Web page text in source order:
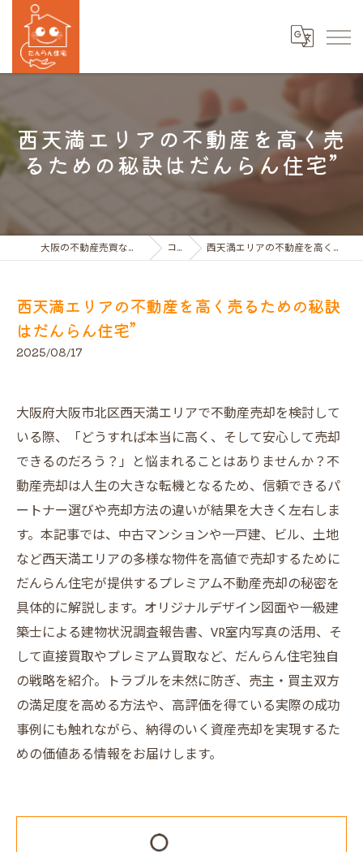
西天満エリアの不動産を高く売
るための秘訣はだんらん住宅”
大阪の不動産売買ならだんらん住宅株式会社 コラム 西天満エリアの不動産を高く売るための秘訣はだんらん住宅”
西天満エリアの不動産を高く売るための秘訣
はだんらん住宅”
2025/08/17
大阪府大阪市北区西天満エリアで不動産売却を検討して
いる際、「どうすれば本当に高く、そして安心して売却
できるのだろう？」と悩まれることはありませんか？不
動産売却は人生の大きな転機となるため、信頼できるパ
ートナー選びや売却方法の違いが結果を大きく左右しま
す。本記事では、中古マンションや一戸建、ビル、土地
など西天満エリアの多様な物件を高値で売却するために
だんらん住宅が提供するプレミアム不動産売却の秘密を
具体的に解説します。オリジナルデザイン図面や一級建
築士による建物状況調査報告書、VR室内写真の活用、そ
して直接買取やプレミアム買取など、だんらん住宅独自
の戦略を紹介。トラブルを未然に防ぎ、売主・買主双方
の満足度を高める方法や、高評価を得ている実際の成功
事例にも触れながら、納得のいく資産売却を実現するた
めの価値ある情報をお届けします。